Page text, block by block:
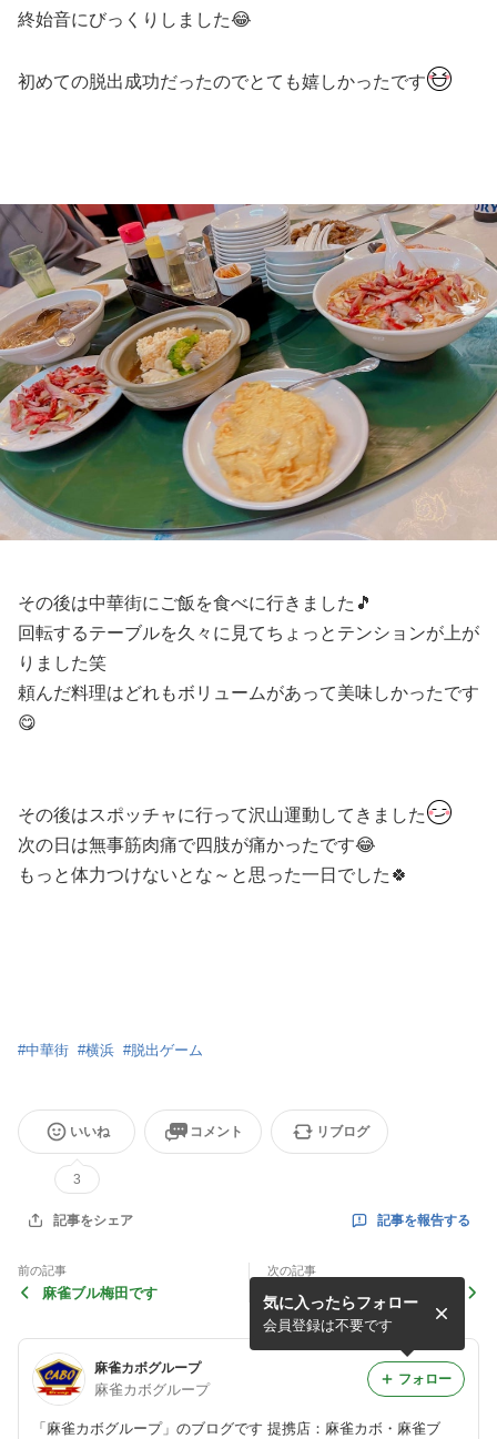
終始音にびっくりしました😂
初めての脱出成功だったのでとても嬉しかったです
その後は中華街にご飯を食べに行きました🎵
回転するテーブルを久々に見てちょっとテンションが上が
りました笑
頼んだ料理はどれもボリュームがあって美味しかったです
😋
その後はスポッチャに行って沢山運動してきました
次の日は無事筋肉痛で四肢が痛かったです😂
もっと体力つけないとな～と思った一日でした🍀
#中華街 #横浜 #脱出ゲーム
いいね
3
コメント リブログ
記事をシェア 記事を報告する
前の記事
麻雀ブル梅田です
次の記事
麻雀ブル中野店です✌︎('ω')✌︎
麻雀カボグループ
麻雀カボグループ
「麻雀カボグループ」のブログです 提携店：麻雀カボ・麻雀ブ
気に入ったらフォロー
会員登録は不要です
フォロー